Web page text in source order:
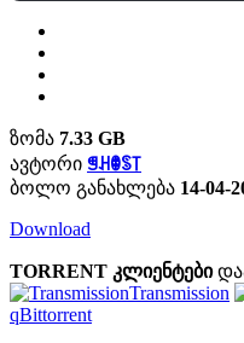
ზომა 7.33 GB
ავტორი ꁅꃅꂦꌗ꓄
ბოლო განახლება 14-04-
Download
TORRENT კლიენტები
Transmission
qBittorrent